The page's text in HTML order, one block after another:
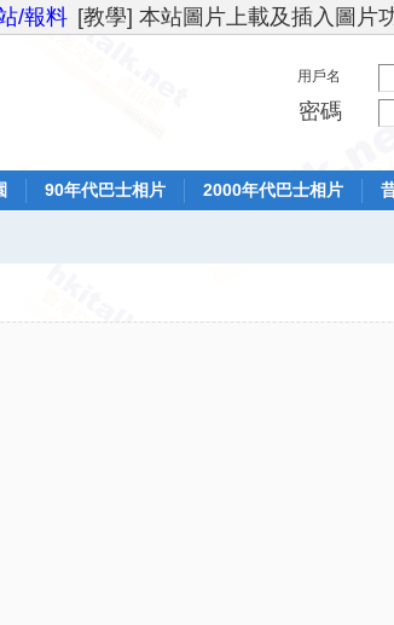
/報料 [教學] 本站圖片上載及插入圖片
用戶名
密碼
90年代巴士相片 2000年代巴士相片